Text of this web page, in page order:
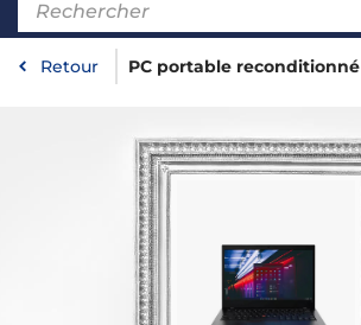
Retour PC portable reconditionné